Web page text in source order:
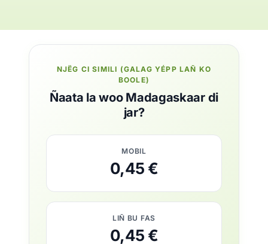
NJËG CI SIMILI (GALAG YÉPP LAÑ KO
BOOLE)
Ñaata la woo Madagaskaar di
jar?
MOBIL
0,45 €
LIÑ BU FAS
0,45 €